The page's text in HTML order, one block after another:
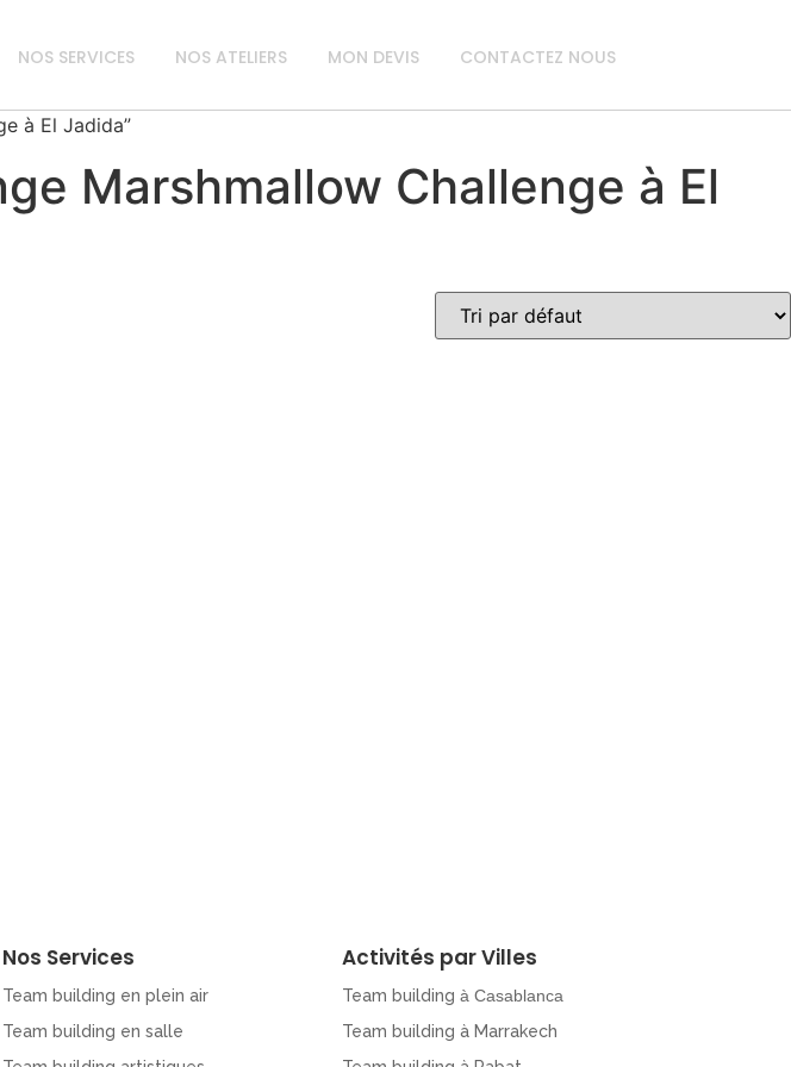
NOS SERVICES NOS ATELIERS MON DEVIS CONTACTEZ NOUS
à El Jadida”
Marshmallow Challenge à El
Nos Services
Team building en plein air
Team building en salle
Activités par Villes
Team building à Casablanca
Team building à Marrakech